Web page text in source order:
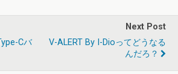
Cバ
Next Post
V-ALERT By I-Dioってどうなる
んだろ？